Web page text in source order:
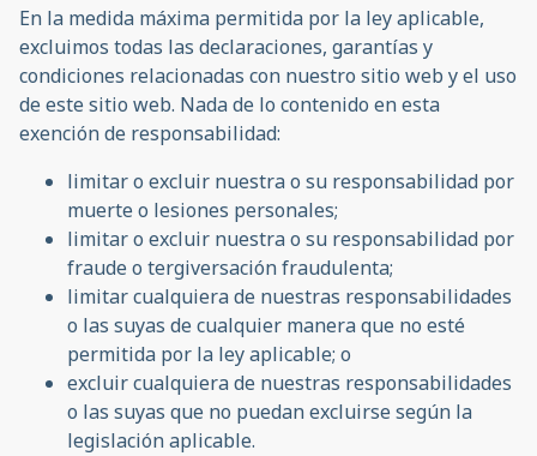
En la medida máxima permitida por la ley aplicable,
excluimos todas las declaraciones, garantías y
condiciones relacionadas con nuestro sitio web y el uso
de este sitio web. Nada de lo contenido en esta
exención de responsabilidad:
limitar o excluir nuestra o su responsabilidad por
muerte o lesiones personales;
limitar o excluir nuestra o su responsabilidad por
fraude o tergiversación fraudulenta;
limitar cualquiera de nuestras responsabilidades
o las suyas de cualquier manera que no esté
permitida por la ley aplicable; o
excluir cualquiera de nuestras responsabilidades
o las suyas que no puedan excluirse según la
legislación aplicable.